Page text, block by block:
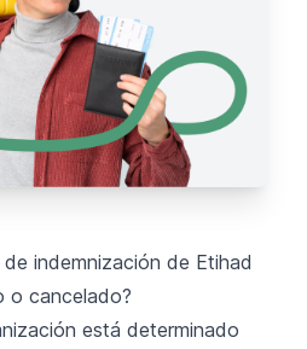
indemnización de Etihad
o cancelado?
está determinado